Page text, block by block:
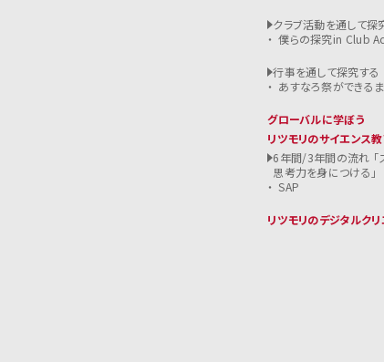
クラブ活動を通して探
僕らの探究in Club
行事を通して探究する
あすなろ祭ができる
グローバルに学ぼう
リツモリのサイエンス
6年間/3年間の流れ 「
思考力を身につける」
SAP
リツモリのデジタルク